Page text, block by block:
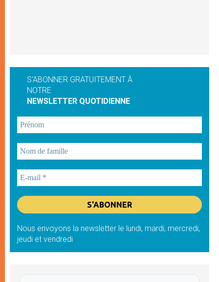
S'ABONNER GRATUITEMENT À
NOTRE
NEWSLETTER QUOTIDIENNE
Nous envoyons la newsletter le lundi, mardi, mercredi,
jeudi et vendredi